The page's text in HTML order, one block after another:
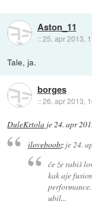
Aston_11
::25. apr 2013,
Tale, ja.
borges
::26. apr 2013,
DuleKrtola je24. apr
iloveboobzje24.
če že rabiš
kak aje
ubil...